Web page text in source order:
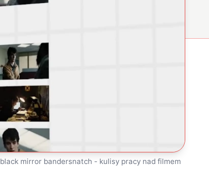
black mirror bandersnatch - kulisy pracy nad filmem